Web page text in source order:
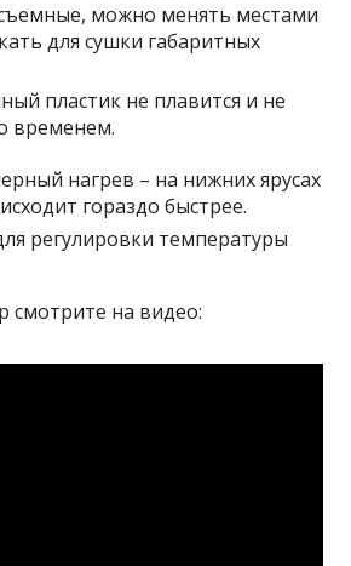
можно менять местами
для сушки габаритных
пластик не плавится и не
временем.
нагрев – на нижних ярусах
гораздо быстрее.
регулировки температуры
смотрите на видео: